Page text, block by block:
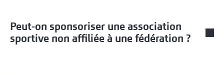
Peut-on sponsoriser une association
sportive non affiliée à une fédération ?